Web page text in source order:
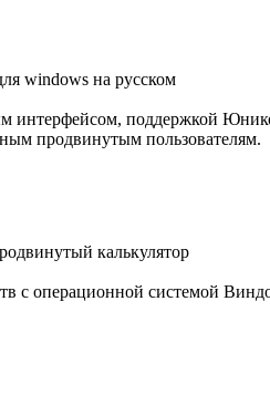
интерфейсом, поддержкой
продвинутым пользователям.
с операционной системой